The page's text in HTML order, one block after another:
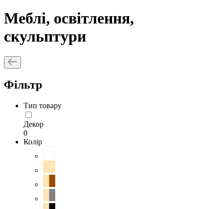
Меблі, освітлення,
скульптури
Фільтр
Тип товару
Декор
0
Колір